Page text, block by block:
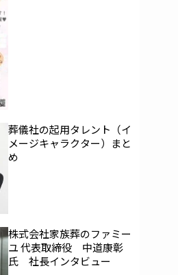
葬儀社の起用タレント（イ
メージキャラクター）まと
め
株式会社家族葬のファミー
ユ 代表取締役 中道康彰
氏 社長インタビュー